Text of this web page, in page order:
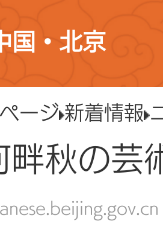
国・北京
ージ 新着情報
畔秋の芸